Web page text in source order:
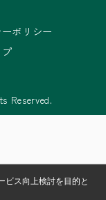
ポリシー
Reserved.
ビス向上検討を目的と